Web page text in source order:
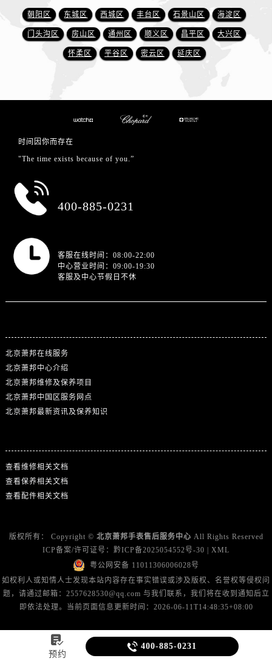
朝阳区 东城区 西城区 丰台区 石景山区 海淀区
门头沟区 房山区 通州区 顺义区 昌平区 大兴区
怀柔区 平谷区 密云区 延庆区
时间因你而存在
"The time exists because of you.”
400-885-0231
客服在线时间：08:00-22:00
中心营业时间：09:00-19:30
客服及中心节假日不休
北京萧邦在线服务
北京萧邦中心介绍
北京萧邦维修及保养项目
北京萧邦中国区服务网点
北京萧邦最新资讯及保养知识
查看维修相关文档
查看保养相关文档
查看配件相关文档
版权所有： Copyright © 北京萧邦手表售后服务中心 All Rights Reserved
ICP备案/许可证号： 黔ICP备2025054552号-30 | XML
粤公网安备 11011306006028号
如权利人或知情人士发现本站内容存在事实错误或涉及版权、名誉权等侵权问
题，请通过邮箱：2557628530@qq.com 与我们联系，我们将在收到通知后立
即依法处理。当前页面信息更新时间：2026-06-11T14:48:35+08:00

预约
 400-885-0231